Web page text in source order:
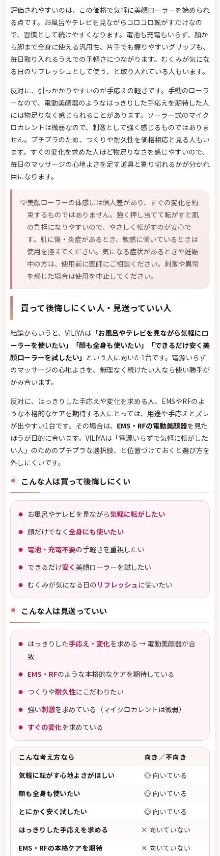
評価されやすいのは、この価格で気軽に美顔ローラーを始められ
る点です。お風呂やテレビを見ながらコロコロ転がすだけなの
で、習慣として続けやすくなります。電池も充電もいらず、顔か
ら脚まで全身に使える汎用性、片手でも握りやすいグリップも、
毎日取り入れるうえでの手軽さにつながります。むくみが気にな
る日のリフレッシュとして使う、と取り入れている人もいます。
反対に、引っかかりやすいのが手応えの軽さです。手動のローラ
ーなので、電動美顔器のようなはっきりした手応えを期待した人
には物足りなく感じられることがあります。ソーラー式のマイク
ロカレントは微弱なので、刺激として強く感じるものではありま
せん。プチプラのため、つくりや耐久性を価格相応と見る人もい
ます。すぐの変化を求めた人ほど物足りなさを感じやすいので、
毎日のマッサージの心地よさを足す道具と割り切れるかが分かれ
目になります。
💡美顔ローラーの体感には個人差があり、すぐの変化を約
束するものではありません。強く押し当てて転がすと肌
の負担になりやすいので、やさしく転がすのが安心で
す。肌に傷・炎症があるとき、敏感に傾いているときは
使用を控えてください。気になる症状があるときや妊娠
中の方は、使用前に医師にご相談ください。刺激や異常
を感じた場合は使用を中止してください。
買って後悔しにくい人・見送っていい人
結論からいうと、VILIYAは 「お風呂やテレビを見ながら気軽にロ
ーラーを使いたい」「顔も全身も使いたい」「できるだけ安く美
顔ローラーを試したい」 という人に向いた1台です。電源いらず
のマッサージの心地よさを、無理なく続けたい人なら使い勝手が
かみ合います。
反対に、はっきりした手応えや変化を求める人、EMSやRFのよ
うな本格的なケアを期待する人にとっては、用途や手応えとズレ
が出やすい1台です。その場合は、 EMS・RFの電動美顔器を見た
ほうが目的に合います。VILIYAは「電源いらずで気軽に転がした
い人」のためのプチプラな選択肢、と位置づけておくと選び方を
外しにくいです。
こんな人は買って後悔しにくい
お風呂やテレビを見ながら気軽に転がしたい
顔だけでなく 全身にも使いたい
電池・充電不要の手軽さを重視したい
できるだけ安く美顔ローラーを試したい
むくみが気になる日の リフレッシュに使いたい
こんな人は見送っていい
はっきりした手応え・変化を求める → 電動美顔器が合
致
EMS・RFのような本格的なケアを期待している
つくりや耐久性にこだわりたい
強い刺激を求めている（マイクロカレントは微弱）
すぐの変化を求めている
こんな考え方なら
向き／不向き
気軽に転がす心地よさがほしい
◎ 向いている
顔も全身も使いたい
◎ 向いている
とにかく安く試したい
◎ 向いている
はっきりした手応えを求める
× 向いていない
EMS・RFの本格ケアを期待
× 向いていない